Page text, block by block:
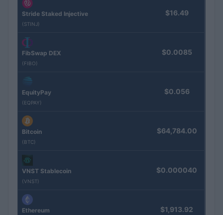
Stride Staked Injective
(STINJ)
$16.49
FibSwap DEX
(FIBO)
$0.0085
EquityPay
(EQPAY)
$0.056
Bitcoin
(BTC)
$64,784.00
VNST Stablecoin
(VNST)
$0.000040
Ethereum $1,913.92